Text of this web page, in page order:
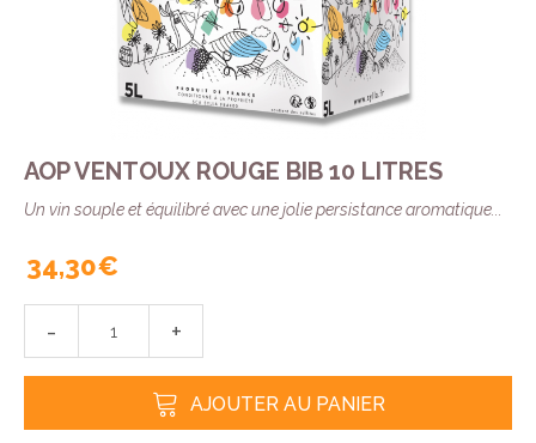
AOP VENTOUX ROUGE BIB 10 LITRES
Un vin souple et équilibré avec une jolie persistance aromatique...
34,30 €
- +
AJOUTER AU PANIER